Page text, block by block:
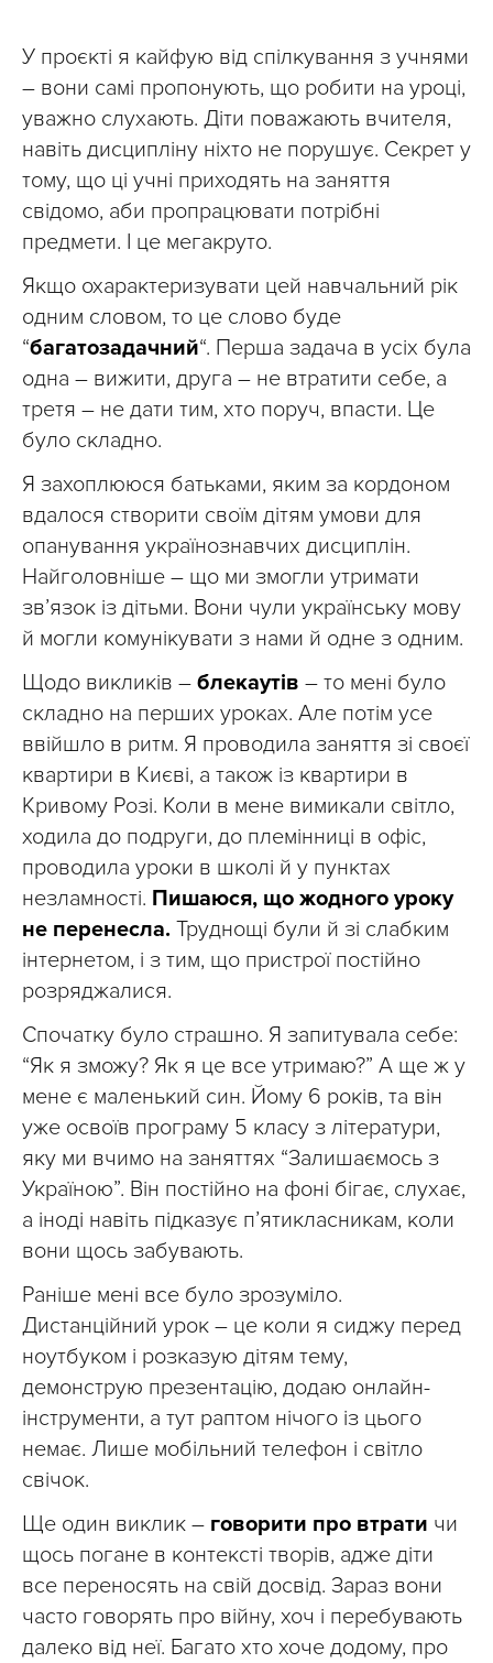
У проєкті я кайфую від спілкування з учнями
– вони самі пропонують, що робити на уроці,
уважно слухають. Діти поважають вчителя,
навіть дисципліну ніхто не порушує. Секрет у
тому, що ці учні приходять на заняття
свідомо, аби пропрацювати потрібні
предмети. І це мегакруто.
Якщо охарактеризувати цей навчальний рік
одним словом, то це слово буде
“багатозадачний“. Перша задача в усіх була
одна – вижити, друга – не втратити себе, а
третя – не дати тим, хто поруч, впасти. Це
було складно.
Я захоплююся батьками, яким за кордоном
вдалося створити своїм дітям умови для
опанування українознавчих дисциплін.
Найголовніше – що ми змогли утримати
зв’язок із дітьми. Вони чули українську мову
й могли комунікувати з нами й одне з одним.
Щодо викликів – блекаутів – то мені було
складно на перших уроках. Але потім усе
ввійшло в ритм. Я проводила заняття зі своєї
квартири в Києві, а також із квартири в
Кривому Розі. Коли в мене вимикали світло,
ходила до подруги, до племінниці в офіс,
проводила уроки в школі й у пунктах
незламності. Пишаюся, що жодного уроку
не перенесла. Труднощі були й зі слабким
інтернетом, і з тим, що пристрої постійно
розряджалися.
Спочатку було страшно. Я запитувала себе:
“Як я зможу? Як я це все утримаю?” А ще ж у
мене є маленький син. Йому 6 років, та він
уже освоїв програму 5 класу з літератури,
яку ми вчимо на заняттях “Залишаємось з
Україною”. Він постійно на фоні бігає, слухає,
а іноді навіть підказує п’ятикласникам, коли
вони щось забувають.
Раніше мені все було зрозуміло.
Дистанційний урок – це коли я сиджу перед
ноутбуком і розказую дітям тему,
демонструю презентацію, додаю онлайн-
інструменти, а тут раптом нічого із цього
немає. Лише мобільний телефон і світло
свічок.
Ще один виклик – говорити про втрати чи
щось погане в контексті творів, адже діти
все переносять на свій досвід. Зараз вони
часто говорять про війну, хоч і перебувають
далеко від неї. Багато хто хоче додому, про